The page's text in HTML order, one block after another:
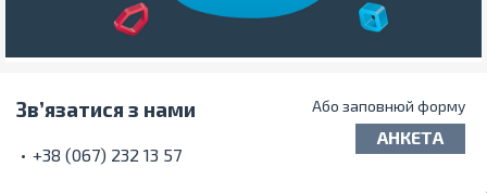
Зв’язатися з нами
+38 (067) 232 13 57
Або заповнюй форму
АНКЕТА